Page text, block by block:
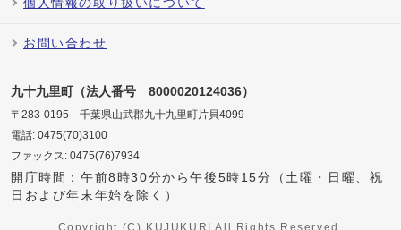
個人情報の取り扱いについて
お問い合わせ
九十九里町（法人番号 8000020124036）
〒283-0195 千葉県山武郡九十九里町片貝4099
電話: 0475(70)3100
ファックス: 0475(76)7934
開庁時間：午前8時30分から午後5時15分（土曜・日曜、祝
日および年末年始を除く）